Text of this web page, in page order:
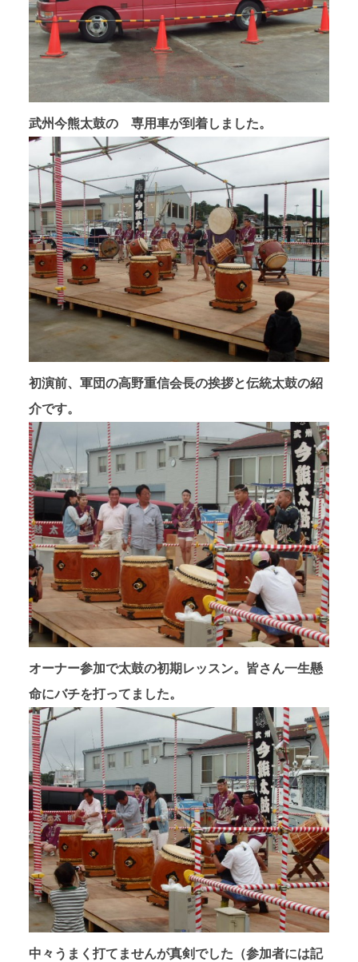
武州今熊太鼓の 専用車が到着しました。
初演前、軍団の高野重信会長の挨拶と伝統太鼓の紹
介です。
オーナー参加で太鼓の初期レッスン。皆さん一生懸
命にバチを打ってました。
中々うまく打てませんが真剣でした（参加者には記